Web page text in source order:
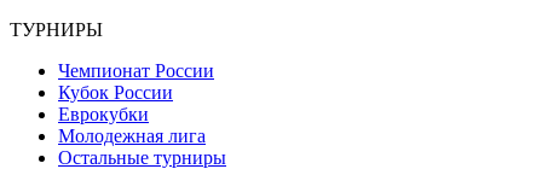
ТУРНИРЫ
Чемпионат России
Кубок России
Еврокубки
Молодежная лига
Остальные турниры